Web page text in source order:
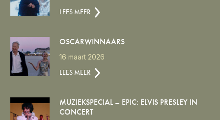
LEES MEER
OSCARWINNAARS
16 maart 2026
LEES MEER
MUZIEKSPECIAL – EPIC: ELVIS PRESLEY IN
CONCERT